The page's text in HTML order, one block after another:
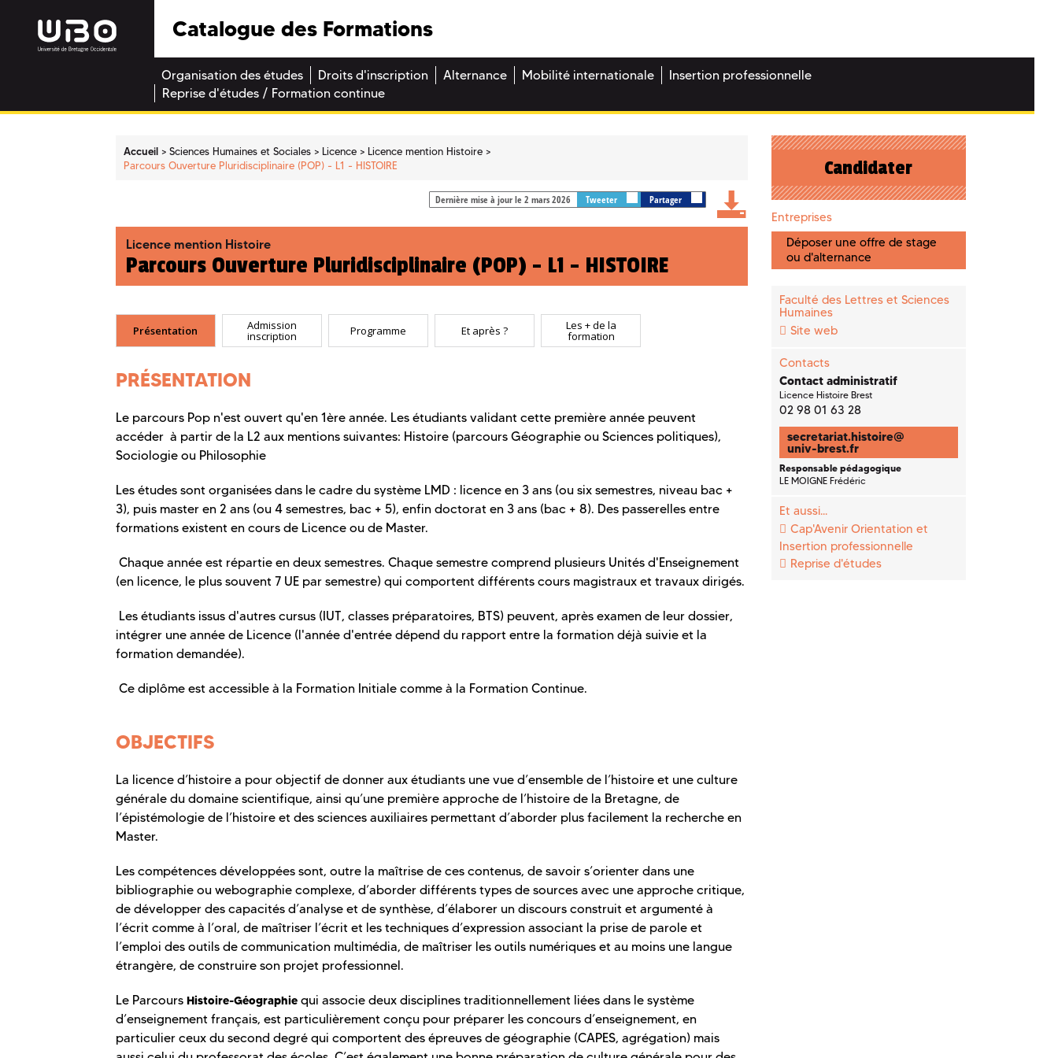
Catalogue des Formations
Organisation des études Droits d'inscription Alternance Mobilité internationale
Insertion professionnelle
Reprise d'études / Formation continue
Accueil Sciences Humaines et Sociales Licence
Licence mention Histoire
Parcours Ouverture Pluridisciplinaire (POP) - L1 - HISTOIRE
Dernière mise à jour le 2 mars 2026 Tweeter Partager
Licence mention Histoire
Parcours Ouverture Pluridisciplinaire (POP) - L1 - HISTOIRE
Présentation Admission
inscription Programme Et après ? Les + de la
formation
PRÉSENTATION
Le parcours Pop n'est ouvert qu'en 1ère année. Les étudiants validant cette première année peuvent
accéder à partir de la L2 aux mentions suivantes: Histoire (parcours Géographie ou Sciences politiques),
Sociologie ou Philosophie
Les études sont organisées dans le cadre du système LMD : licence en 3 ans (ou six semestres, niveau bac +
3), puis master en 2 ans (ou 4 semestres, bac + 5), enfin doctorat en 3 ans (bac + 8). Des passerelles entre
formations existent en cours de Licence ou de Master.
Chaque année est répartie en deux semestres. Chaque semestre comprend plusieurs Unités d'Enseignement
(en licence, le plus souvent 7 UE par semestre) qui comportent différents cours magistraux et travaux dirigés.
Les étudiants issus d'autres cursus (IUT, classes préparatoires, BTS) peuvent, après examen de leur dossier,
intégrer une année de Licence (l'année d'entrée dépend du rapport entre la formation déjà suivie et la
formation demandée).
Ce diplôme est accessible à la Formation Initiale comme à la Formation Continue.
OBJECTIFS
La licence d’histoire a pour objectif de donner aux étudiants une vue d’ensemble de l’histoire et une culture
générale du domaine scientifique, ainsi qu’une première approche de l’histoire de la Bretagne, de
l’épistémologie de l’histoire et des sciences auxiliaires permettant d’aborder plus facilement la recherche en
Master.
Les compétences développées sont, outre la maîtrise de ces contenus, de savoir s’orienter dans une
bibliographie ou webographie complexe, d’aborder différents types de sources avec une approche critique,
de développer des capacités d’analyse et de synthèse, d’élaborer un discours construit et argumenté à
l’écrit comme à l’oral, de maîtriser l’écrit et les techniques d’expression associant la prise de parole et
l’emploi des outils de communication multimédia, de maîtriser les outils numériques et au moins une langue
étrangère, de construire son projet professionnel.
Le Parcours Histoire-Géographie qui associe deux disciplines traditionnellement liées dans le système
d’enseignement français, est particulièrement conçu pour préparer les concours d’enseignement, en
particulier ceux du second degré qui comportent des épreuves de géographie (CAPES, agrégation) mais
Candidater
Entreprises
Déposer une offre de stage
ou d'alternance
Faculté des Lettres et Sciences
Humaines
Site web
Contacts
Contact administratif
Licence Histoire Brest
02 98 01 63 28
secretariat.histoire@
univ-brest.fr
Responsable pédagogique
LE MOIGNE Frédéric
Et aussi...
Cap'Avenir Orientation et
Insertion professionnelle
Reprise d'études